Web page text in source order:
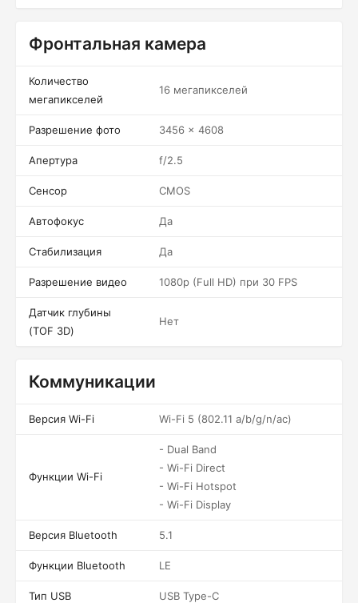
Фронтальная камера
Количество
мегапикселей
16 мегапикселей
Разрешение фото 3456 x 4608
Апертура f/2.5
Сенсор CMOS
Автофокус Да
Стабилизация Да
Разрешение видео 1080p (Full HD) при 30 FPS
Датчик глубины
(TOF 3D)
Нет
Коммуникации
Версия Wi-Fi Wi-Fi 5 (802.11 a/b/g/n/ac)
Функции Wi-Fi
- Dual Band
- Wi-Fi Direct
- Wi-Fi Hotspot
- Wi-Fi Display
Версия Bluetooth 5.1
Функции Bluetooth LE
Тип USB USB Type-C